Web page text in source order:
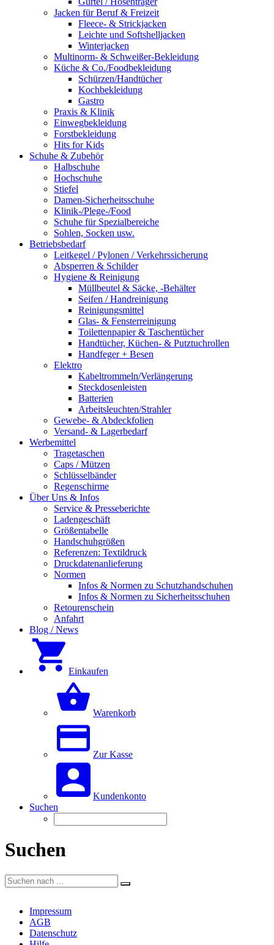
Jacken für Beruf & Freizeit
Fleece- & Strickjacken
Leichte und Softshelljacken
Winterjacken
Multinorm- & Schweißer-Bekleidung
Küche & Co./Foodbekleidung
Schürzen/Handtücher
Kochbekleidung
Gastro
Praxis & Klinik
Einwegbekleidung
Forstbekleidung
Hits for Kids
Schuhe & Zubehör
Halbschuhe
Hochschuhe
Stiefel
Damen-Sicherheitsschuhe
Klinik-/Plege-/Food
Schuhe für Spezialbereiche
Sohlen, Socken usw.
Betriebsbedarf
Leitkegel / Pylonen / Verkehrssicherung
Absperren & Schilder
Hygiene & Reinigung
Müllbeutel & Säcke, -Behälter
Seifen / Handreinigung
Reinigungsmittel
Glas- & Fensterreinigung
Toilettenpapier & Taschentücher
Handtücher, Küchen- & Putztuchrollen
Handfeger + Besen
Elektro
Kabeltrommeln/Verlängerung
Steckdosenleisten
Batterien
Arbeitsleuchten/Strahler
Gewebe- & Abdeckfolien
Versand- & Lagerbedarf
Werbemittel
Tragetaschen
Caps / Mützen
Schlüsselbänder
Regenschirme
Über Uns & Infos
Service & Presseberichte
Ladengeschäft
Größentabelle
Handschuhgrößen
Referenzen: Textildruck
Druckdatenanlieferung
Normen
Infos & Normen zu Schutzhandschuhen
Infos & Normen zu Sicherheitsschuhen
Retourenschein
Anfahrt
Blog / News
Einkaufen
Warenkorb
Zur Kasse
Kundenkonto
Suchen
Suchen
Impressum
AGB
Datenschutz